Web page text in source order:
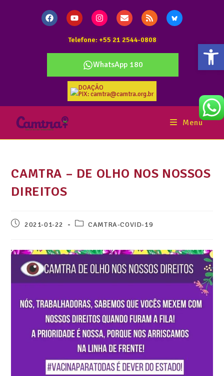
Telefone: +55 21 2544-0808
WhatsApp 180
DOAÇÃO
PIX: camtra@camtra.org.br
Menu
CAMTRA – DE OLHO NOS NOSSOS
DIREITOS
2021-01-22 CAMTRA-COVID-19